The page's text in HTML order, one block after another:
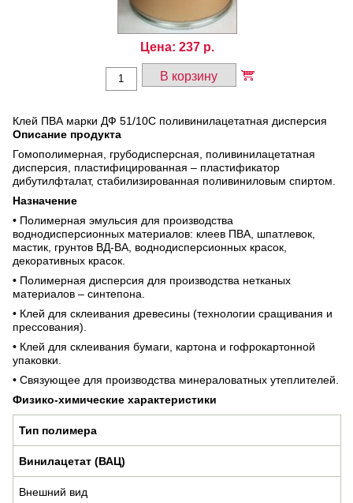
Цена: 237 р.
В корзину
Клей ПВА марки ДФ 51/10С поливинилацетатная дисперсия
Описание продукта
Гомополимерная, грубодисперсная, поливинилацетатная
дисперсия, пластифицированная – пластификатор
дибутилфталат, стабилизированная поливиниловым спиртом.
Назначение
• Полимерная эмульсия для производства
воднодисперсионных материалов: клеев ПВА, шпатлевок,
мастик, грунтов ВД-ВА, воднодисперсионных красок,
декоративных красок.
• Полимерная дисперсия для производства нетканых
материалов – синтепона.
• Клей для склеивания древесины (технологии сращивания и
прессования).
• Клей для склеивания бумаги, картона и гофрокартонной
упаковки.
• Связующее для производства минераловатных утеплителей.
Физико-химические характеристики
Тип полимера
Винилацетат (ВАЦ)
Внешний вид